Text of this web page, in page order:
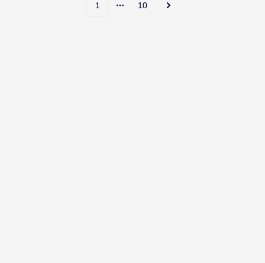
1
More pages
10